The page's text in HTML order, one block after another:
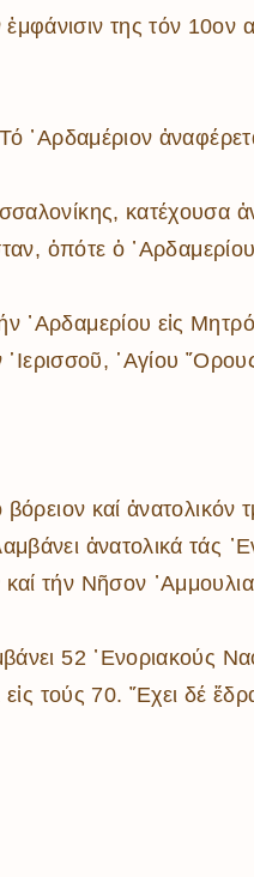
της τόν
᾿Αρδαμέριον
κατέχουσα
ὁπότε ὁ
εἰς
῾Αγίου
καί ἀνατολικόν
ἀνατολικά τάς
τήν Νῆσον
52
τούς 70. ῎Εχει δέ